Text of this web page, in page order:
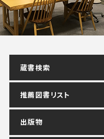
蔵書検索
推薦図書リスト
出版物